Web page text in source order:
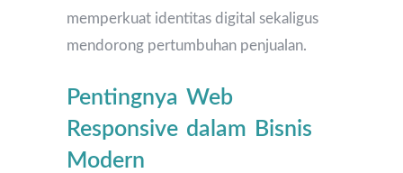
memperkuat identitas digital sekaligus
mendorong pertumbuhan penjualan.
Pentingnya Web
Responsive dalam Bisnis
Modern